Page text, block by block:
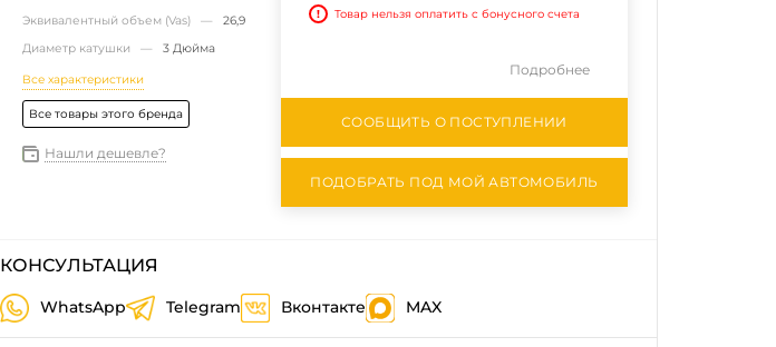
Эквивалентный объем (Vas) —26,9
Диаметр катушки —3 Дюйма
Все характеристики
Все товары этого бренда
Нашли дешевле?
! Товар нельзя оплатить с бонусного счета
Подробнее
СООБЩИТЬ О ПОСТУПЛЕНИИ
ПОДОБРАТЬ ПОД МОЙ АВТОМОБИЛЬ
КОНСУЛЬТАЦИЯ
WhatsApp Telegram Вконтакте MAX